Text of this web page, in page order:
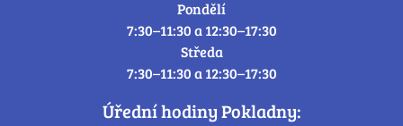
Pondělí
7:30–11:30 a 12:30–17:30
Středa
7:30–11:30 a 12:30–17:30
Úřední hodiny Pokladny: